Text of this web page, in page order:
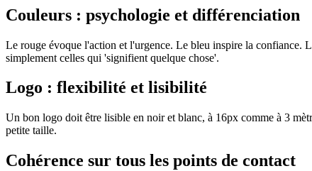
Couleurs : psychologie et différenciation
Le rouge évoque l'action et l'urgence. Le bleu inspire la confiance.
simplement celles qui 'signifient quelque chose'.
Logo : flexibilité et lisibilité
Un bon logo doit être lisible en noir et blanc, à 16px comme à 3
petite taille.
Cohérence sur tous les points de contact